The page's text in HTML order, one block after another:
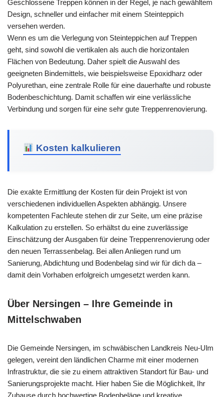
Geschlossene Treppen können in der Regel, je nach gewähltem
Design, schneller und einfacher mit einem Steinteppich
versehen werden.
Wenn es um die Verlegung von Steinteppichen auf Treppen
geht, sind sowohl die vertikalen als auch die horizontalen
Flächen von Bedeutung. Daher spielt die Auswahl des
geeigneten Bindemittels, wie beispielsweise Epoxidharz oder
Polyurethan, eine zentrale Rolle für eine dauerhafte und robuste
Bodenbeschichtung. Damit schaffen wir eine verlässliche
Verbindung und sorgen für eine sehr gute Treppenrenovierung.
Kosten kalkulieren
Die exakte Ermittlung der Kosten für dein Projekt ist von
verschiedenen individuellen Aspekten abhängig. Unsere
kompetenten Fachleute stehen dir zur Seite, um eine präzise
Kalkulation zu erstellen. So erhältst du eine zuverlässige
Einschätzung der Ausgaben für deine Treppenrenovierung oder
den neuen Terrassenbelag. Bei allen Anliegen rund um
Sanierung, Abdichtung und Bodenbelag sind wir für dich da –
damit dein Vorhaben erfolgreich umgesetzt werden kann.
Über Nersingen – Ihre Gemeinde in
Mittelschwaben
Die Gemeinde Nersingen, im schwäbischen Landkreis Neu-Ulm
gelegen, vereint den ländlichen Charme mit einer modernen
Infrastruktur, die sie zu einem attraktiven Standort für Bau- und
Sanierungsprojekte macht. Hier haben Sie die Möglichkeit, Ihr
Zuhause durch hochwertige Bodenbeläge und kreative